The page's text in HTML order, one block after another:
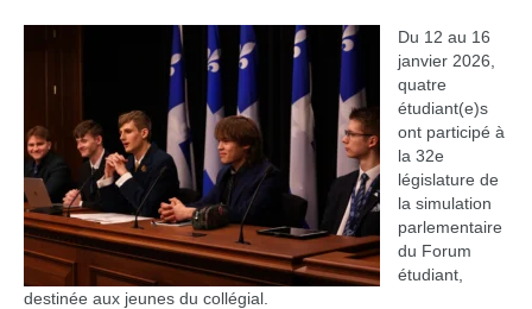
Du 12 au 16
janvier 2026,
quatre
étudiant(e)s
ont participé à
la 32e
législature de
la simulation
parlementaire
du Forum
étudiant,
destinée aux jeunes du collégial.